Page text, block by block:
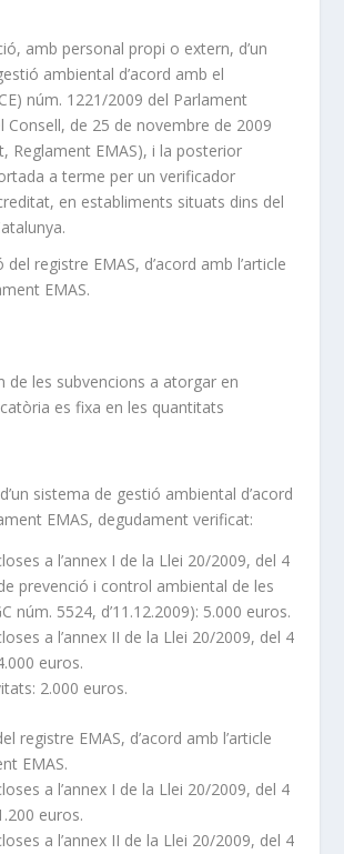
amb personal propi o extern, d’un
ambiental d’acord amb el
núm. 1221/2009 del Parlament
Consell, de 25 de novembre de 2009
Reglament EMAS), i la posterior
a terme per un verificador
en establiments situats dins del
del registre EMAS, d’acord amb l’article
EMAS.
de les subvencions a atorgar en
es fixa en les quantitats
sistema de gestió ambiental d’acord
EMAS, degudament verificat:
a l’annex I de la Llei 20/2009, del 4
prevenció i control ambiental de les
núm. 5524, d’11.12.2009): 5.000 euros.
a l’annex II de la Llei 20/2009, del 4
euros.
2.000 euros.
registre EMAS, d’acord amb l’article
EMAS.
a l’annex I de la Llei 20/2009, del 4
euros.
a l’annex II de la Llei 20/2009, del 4